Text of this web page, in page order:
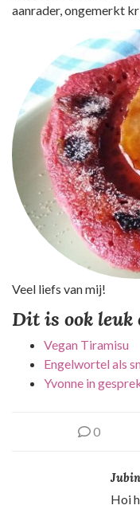
aanrader, ongemerkt
Veel liefs van mij!
Dit is ook leuk
Vegan Tiramisu
Engelwortel als
Yvonne in
0
Hoi